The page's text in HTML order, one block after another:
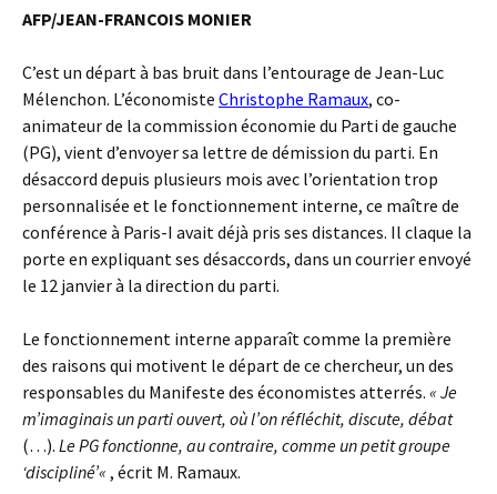
AFP/JEAN-FRANCOIS MONIER
C’est un départ à bas bruit dans l’entourage de Jean-Luc
Mélenchon. L’économiste Christophe Ramaux, co-
animateur de la commission économie du Parti de gauche
(PG), vient d’envoyer sa lettre de démission du parti. En
désaccord depuis plusieurs mois avec l’orientation trop
personnalisée et le fonctionnement interne, ce maître de
conférence à Paris-I avait déjà pris ses distances. Il claque la
porte en expliquant ses désaccords, dans un courrier envoyé
le 12 janvier à la direction du parti.
Le fonctionnement interne apparaît comme la première
des raisons qui motivent le départ de ce chercheur, un des
responsables du Manifeste des économistes atterrés. « Je
m’imaginais un parti ouvert, où l’on réfléchit, discute, débat
(…). Le PG fonctionne, au contraire, comme un petit groupe
‘discipliné’«, écrit M. Ramaux.